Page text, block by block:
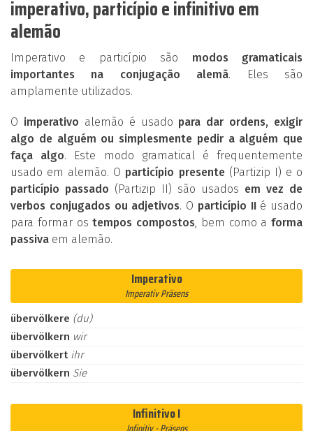
imperativo, particípio e infinitivo em
alemão
Imperativo e particípio são modos gramaticais
importantes na conjugação alemã. Eles são
amplamente utilizados.
O imperativo alemão é usado para dar ordens, exigir
algo de alguém ou simplesmente pedir a alguém que
faça algo. Este modo gramatical é frequentemente
usado em alemão. O particípio presente(Partizip I) e o
particípio passado (Partizip II) são usados em vez de
verbos conjugados ou adjetivos. O particípio IIé usado
para formar ostempos compostos, bem como a forma
passiva em alemão.
Imperativo
Imperativ Präsens
übervölkere (du)
übervölkern wir
übervölkert ihr
übervölkern Sie
Infinitivo I